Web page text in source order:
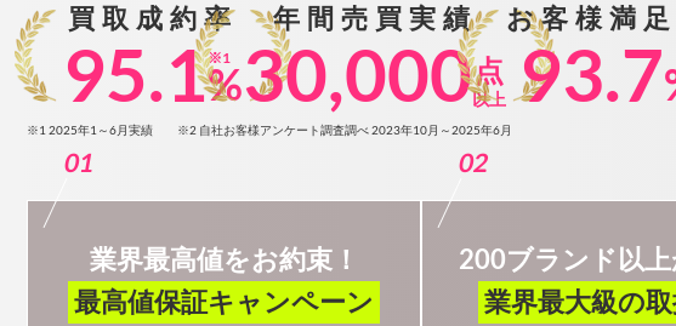
買取成約率
95.1※1
%
年間売買実績
30,000点
以上
お客様満
93.7
※1 2025年1～6月実績 ※2 自社お客様アンケート調査調べ 2023年10月～2025年6月
01
業界最高値をお約束！
最高値保証キャンペーン
02
200ブランド以上
業界最大級の